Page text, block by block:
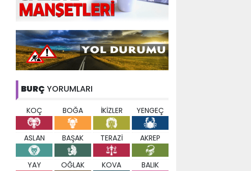
BURÇ YORUMLARI
KOÇ BOĞA İKİZLER YENGEÇ
ASLAN BAŞAK TERAZİ AKREP
YAY OĞLAK KOVA BALIK